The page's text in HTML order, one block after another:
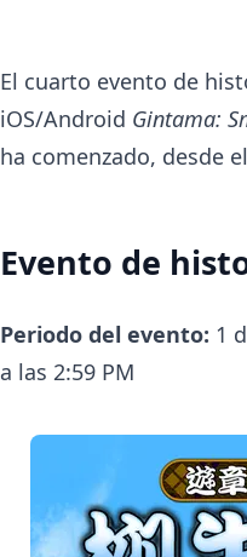
El cuarto evento de
iOS/Android Gintama:
ha comenzado, desde
Evento de
Periodo del evento: 1
a las 2:59 PM